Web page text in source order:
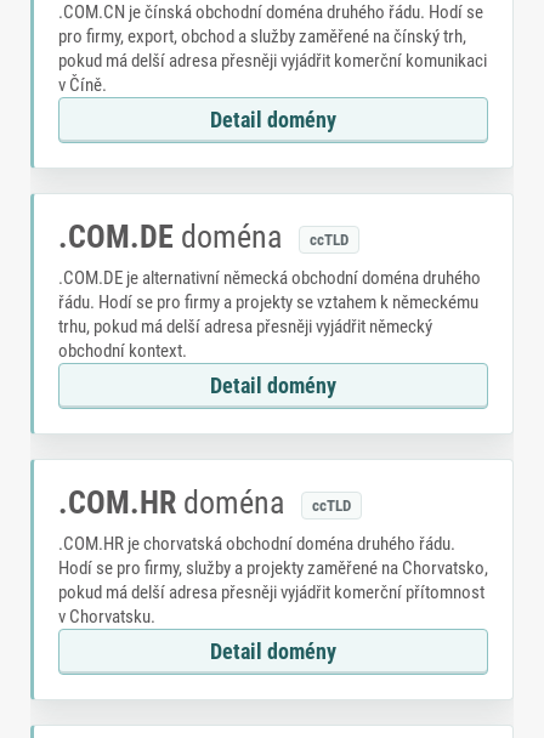
.COM.CN je čínská obchodní doména druhého řádu. Hodí se
pro firmy, export, obchod a služby zaměřené na čínský trh,
pokud má delší adresa přesněji vyjádřit komerční komunikaci
v Číně.
Detail domény
.COM.DE doména ccTLD
.COM.DE je alternativní německá obchodní doména druhého
řádu. Hodí se pro firmy a projekty se vztahem k německému
trhu, pokud má delší adresa přesněji vyjádřit německý
obchodní kontext.
Detail domény
.COM.HR doména ccTLD
.COM.HR je chorvatská obchodní doména druhého řádu.
Hodí se pro firmy, služby a projekty zaměřené na Chorvatsko,
pokud má delší adresa přesněji vyjádřit komerční přítomnost
v Chorvatsku.
Detail domény